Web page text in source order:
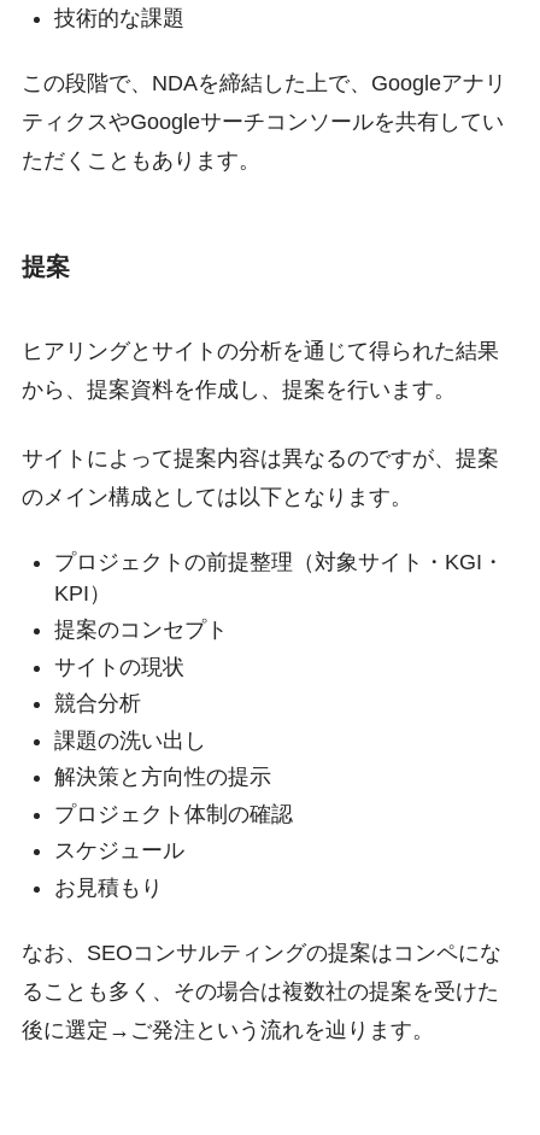
技術的な課題
この段階で、NDAを締結した上で、Googleアナリ
ティクスやGoogleサーチコンソールを共有してい
ただくこともあります。
提案
ヒアリングとサイトの分析を通じて得られた結果
から、提案資料を作成し、提案を行います。
サイトによって提案内容は異なるのですが、提案
のメイン構成としては以下となります。
プロジェクトの前提整理（対象サイト・KGI・
KPI）
提案のコンセプト
サイトの現状
競合分析
課題の洗い出し
解決策と方向性の提示
プロジェクト体制の確認
スケジュール
お見積もり
なお、SEOコンサルティングの提案はコンペにな
ることも多く、その場合は複数社の提案を受けた
後に選定→ご発注という流れを辿ります。